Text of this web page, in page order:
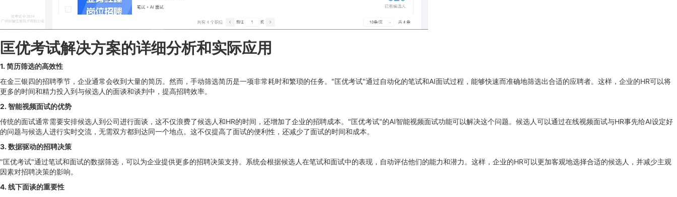
匡优考试解决方案的详细分析和实际应用
1. 简历筛选的高效性
在金三银四的招聘季节，企业通常会收到大量的简历。然而，手动筛选简历是一项非常耗时和繁琐的任务。"匡优考试"通过自动化的笔试和AI面试过程，能够快速而准确地筛选出合适的应聘者。这样，企业的HR可以将
更多的时间和精力投入到与候选人的面谈和谈判中，提高招聘效率。
2. 智能视频面试的优势
传统的面试通常需要安排候选人到公司进行面谈，这不仅浪费了候选人和HR的时间，还增加了企业的招聘成本。"匡优考试"的AI智能视频面试功能可以解决这个问题。候选人可以通过在线视频面试与HR事先给AI设定好
的问题与候选人进行实时交流，无需双方都到达同一个地点。这不仅提高了面试的便利性，还减少了面试的时间和成本。
3. 数据驱动的招聘决策
"匡优考试"通过笔试和面试的数据筛选，可以为企业提供更多的招聘决策支持。系统会根据候选人在笔试和面试中的表现，自动评估他们的能力和潜力。这样，企业的HR可以更加客观地选择合适的候选人，并减少主观
因素对招聘决策的影响。
4. 线下面谈的重要性